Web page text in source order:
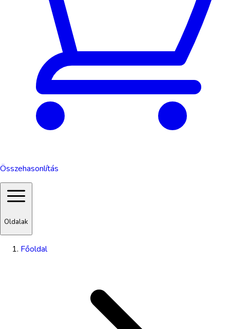
Összehasonlítás
Oldalak
Főoldal